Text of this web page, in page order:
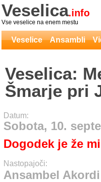
Veselica.info
Vse veselice na enem mestu
Veselice Ansambli
Veselica:
Šmarje pri
Ansambel
Datum:
Sobota, 10.
Dogodek je že
Nastopajoči:
Ansambel Akordi